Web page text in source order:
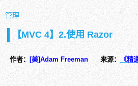
管理
【MVC 4】2.使用 Razor
作者： [美]Adam Freeman 来源： 《精